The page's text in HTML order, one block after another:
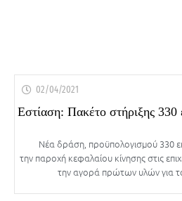
02/04/2021
Εστίαση: Πακέτο στήριξης
Νέα δράση, προϋπολογισμού 330
την παροχή κεφαλαίου κίνησης στις
την αγορά πρώτων υλών για